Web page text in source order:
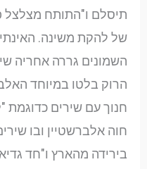
תיסלם ו"התותח מצלצל
של להקת משינה.
השמונים גררה אחריה
הרוק בלטו במיוחד
חנוך עם שירים כדוגמת
חוה אלברשטיין ובו
בירידה מהארץ ו"חד